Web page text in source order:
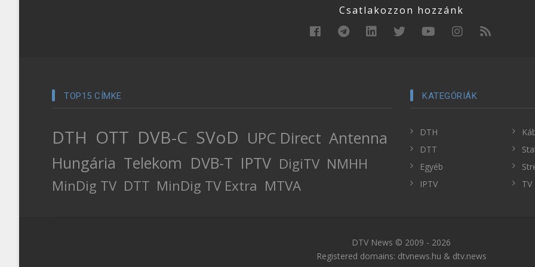
Csatlakozzon hozzánk
TOP15 CÍMKE
DTH OTT DVB-C SVoD UPC Direct Antenna
Hungária Telekom DVB-T IPTV DigiTV NMHH
MinDig TV DTT MinDig TV Extra MTVA
KATEGÓRIÁK
DTH
DTT
Egyéb
IPTV
DTV News © 2009 - 2026
Registered domains: dtvnews.hu & dtv.news